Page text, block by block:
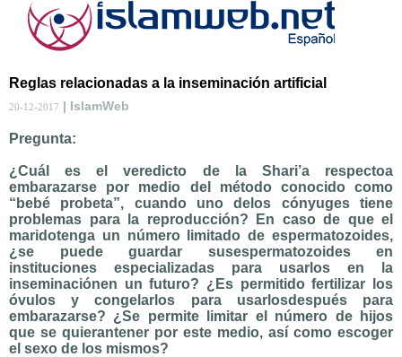
Reglas relacionadas a la inseminación artificial
20-12-2017 | IslamWeb
Pregunta:
¿Cuál es el veredicto de la Shari’a respectoa
embarazarse por medio del método conocido como
“bebé probeta”, cuando uno delos cónyuges tiene
problemas para la reproducción? En caso de que el
maridotenga un número limitado de espermatozoides,
¿se puede guardar susespermatozoides en
instituciones especializadas para usarlos en la
inseminaciónen un futuro? ¿Es permitido fertilizar los
óvulos y congelarlos para usarlosdespués para
embarazarse? ¿Se permite limitar el número de hijos
que se quierantener por este medio, así como escoger
el sexo de los mismos?